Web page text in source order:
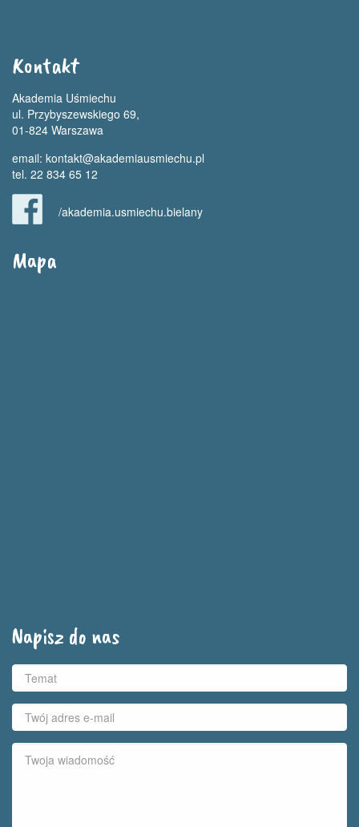
Kontakt
Akademia Uśmiechu
ul. Przybyszewskiego 69,
01-824 Warszawa
email: kontakt@akademiausmiechu.pl
tel. 22 834 65 12
/akademia.usmiechu.bielany
Mapa
Napisz do nas